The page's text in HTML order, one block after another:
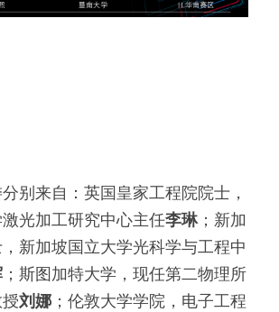
别来自：英国皇家工程院院士，
光加工研究中心主任李琳；新加
新加坡国立大学光科学与工程中
；斯图加特大学，现任第二物理所
刘娜 ；伦敦大学学院，电子工程